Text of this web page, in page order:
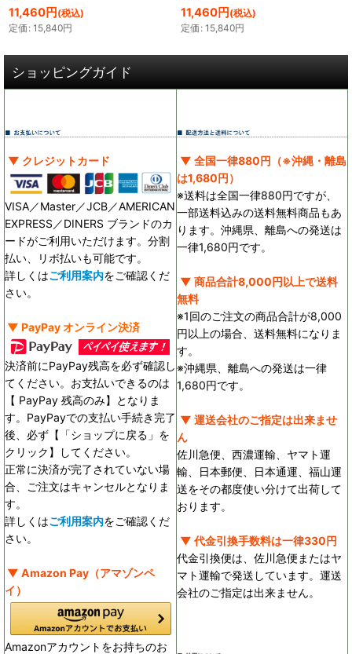
11,460円 (税込)
定価 : 15,840円
11,460円 (税込)
定価 : 15,840円
ショッピングガイド
▼ クレジットカード
VISA／Master／JCB／AMERICAN
EXPRESS／DINERS ブランドのカ
ードがご利用いただけます。分割
払い、リボ払いも可能です。
詳しくはご利用案内をご確認くだ
さい。
▼ PayPay オンライン決済
決済前にPayPay残高を必ず確認し
てください。お支払いできるのは
【 PayPay 残高のみ】となりま
す。PayPayでの支払い手続き完了
後、必ず【「ショップに戻る」を
クリック】してください。
正常に決済が完了されていない場
合、ご注文はキャンセルとなりま
す。
詳しくはご利用案内をご確認くだ
さい。
▼ Amazon Pay（アマゾンペ
イ）
Amazonアカウントをお持ちのお
▼ 全国一律880円（※沖縄・離島
は1,680円）
※送料は全国一律880円ですが、
一部送料込みの送料無料商品もあ
ります。沖縄県、離島への発送は
一律1,680円です。
▼ 商品合計8,000円以上で送料
無料
※1回のご注文の商品合計が8,000
円以上の場合、送料無料になりま
す。
※沖縄県、離島への発送は一律
1,680円です。
▼ 運送会社のご指定は出来ませ
ん
佐川急便、西濃運輸、ヤマト運
輸、日本郵便、日本通運、福山運
送をその都度使い分けて出荷して
おります。
▼ 代金引換手数料は一律330円
代金引換便は、佐川急便またはヤ
マト運輸で発送しています。運送
会社のご指定は出来ません。